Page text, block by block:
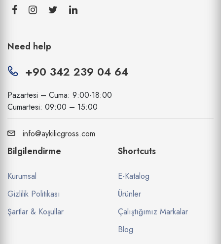
Need help
+90 342 239 04 64
Pazartesi – Cuma: 9:00-18:00
Cumartesi: 09:00 – 15:00
info@aykilicgross.com
Bilgilendirme
Kurumsal
Gizlilik Politikası
Şartlar & Koşullar
Shortcuts
E-Katalog
Ürünler
Çalıştığımız Markalar
Blog